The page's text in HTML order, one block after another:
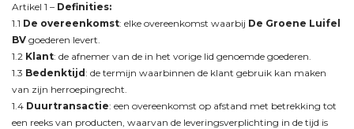
Artikel 1 – Definities:
1.1 De overeenkomst: elke overeenkomst waarbij De Groene Luifel
BV goederen levert.
1.2 Klant: de afnemer van de in het vorige lid genoemde goederen.
1.3 Bedenktijd : de termijn waarbinnen de klant gebruik kan maken
van zijn herroepingrecht.
1.4 Duurtransactie: een overeenkomst op afstand met betrekking tot
een reeks van producten, waarvan de leveringsverplichting in de tijd is